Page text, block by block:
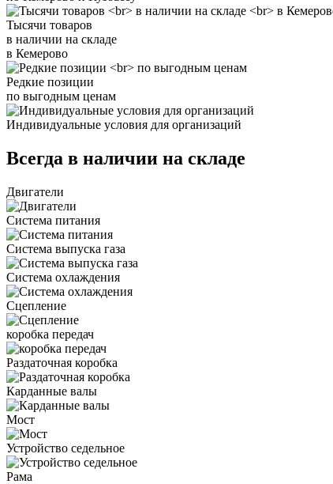
Тысячи товаров
в наличии на складе
в Кемерово
Редкие позиции
по выгодным ценам
Индивидуальные условия для организаций
Всегда в наличии на складе
Двигатели
Система питания
Система выпуска газа
Система охлаждения
Сцепление
коробка передач
Раздаточная коробка
Карданные валы
Мост
Устройство седельное
Рама